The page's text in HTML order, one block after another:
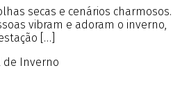
secas e cenários charmosos.
vibram e adoram o inverno,
[…]
de Inverno